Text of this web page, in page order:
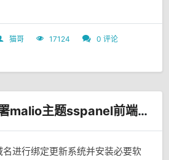
猫哥 17124
0 评论
使用aaPanel部署malio主题sspanel前端搭建详细教程（附视频教程）
进行绑定更新系统并安装必要软